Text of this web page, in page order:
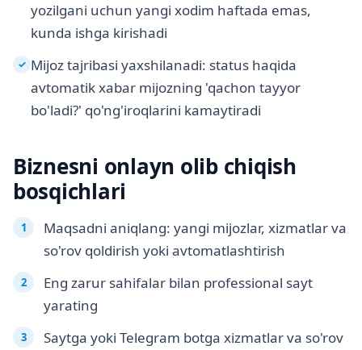
yozilgani uchun yangi xodim haftada emas,
kunda ishga kirishadi
✓ Mijoz tajribasi yaxshilanadi: status haqida
avtomatik xabar mijozning 'qachon tayyor
bo'ladi?' qo'ng'iroqlarini kamaytiradi
Biznesni onlayn olib chiqish
bosqichlari
Maqsadni aniqlang: yangi mijozlar, xizmatlar va
so'rov qoldirish yoki avtomatlashtirish
Eng zarur sahifalar bilan professional sayt
yarating
Saytga yoki Telegram botga xizmatlar va so'rov